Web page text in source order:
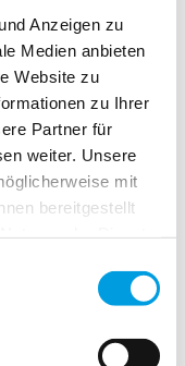
Anzeigen zu
Medien anbieten
Website zu
zu Ihrer
Partner für
weiter. Unsere
mit
bereitgestellt
years we have
and reliable hand
AG has worked
quality and safety
hard work has
awarded PANE
installations.
been handed
month 10 more